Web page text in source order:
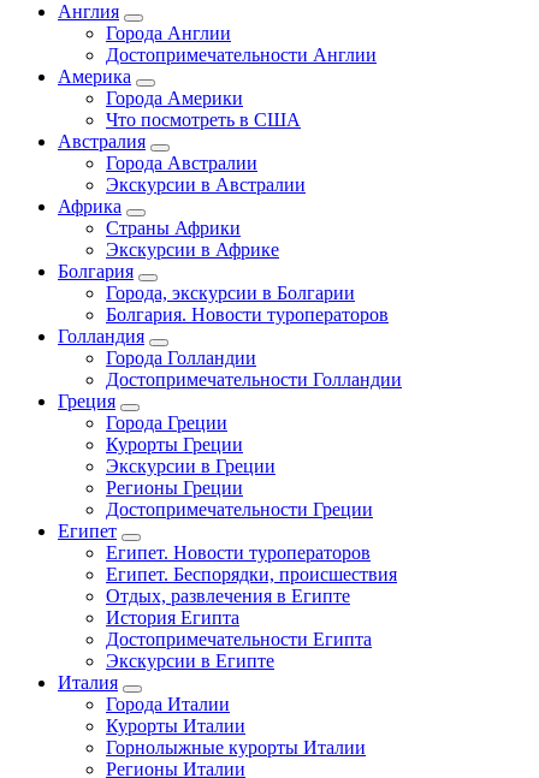
Англия
Города Англии
Достопримечательности Англии
Америка
Города Америки
Что посмотреть в США
Австралия
Города Австралии
Экскурсии в Австралии
Африка
Страны Африки
Экскурсии в Африке
Болгария
Города, экскурсии в Болгарии
Болгария. Новости туроператоров
Голландия
Города Голландии
Достопримечательности Голландии
Греция
Города Греции
Курорты Греции
Экскурсии в Греции
Регионы Греции
Достопримечательности Греции
Египет
Египет. Новости туроператоров
Египет. Беспорядки, происшествия
Отдых, развлечения в Египте
История Египта
Достопримечательности Египта
Экскурсии в Египте
Италия
Города Италии
Курорты Италии
Горнолыжные курорты Италии
Регионы Италии